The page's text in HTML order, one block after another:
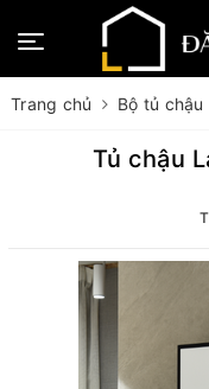
Trang chủ Bộ tủ chậu
Tủ chậu